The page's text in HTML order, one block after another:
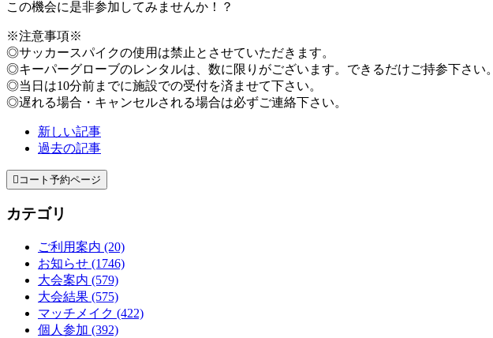
この機会に是非参加してみませんか！？
※注意事項※
◎サッカースパイクの使用は禁止とさせていただきます。
◎キーパーグローブのレンタルは、数に限りがございます。できるだけご持参下さい。
◎当日は10分前までに施設での受付を済ませて下さい。
◎遅れる場合・キャンセルされる場合は必ずご連絡下さい。
新しい記事
過去の記事
 コート予約ページ
カテゴリ
ご利用案内 (20)
お知らせ (1746)
大会案内 (579)
大会結果 (575)
マッチメイク (422)
個人参加 (392)